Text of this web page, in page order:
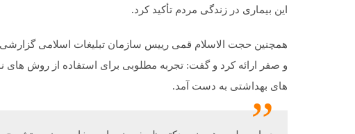
این بیماری در زندگی مردم تأکید کرد.
همچنین حجت الاسلام قمی رییس سازمان تبلیغات اسلامی گزارشی
و صفر ارائه کرد و گفت: تجربه مطلوبی برای استفاده از روش های
های بهداشتی به دست آمد.